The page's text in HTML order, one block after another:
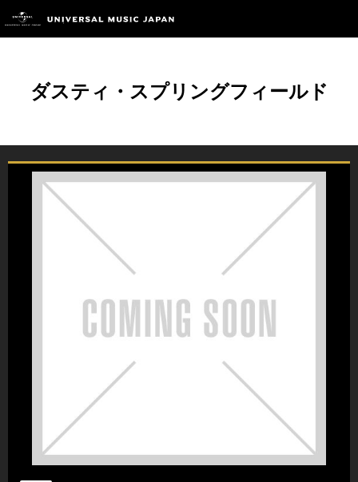
ダスティ・スプリングフィールド